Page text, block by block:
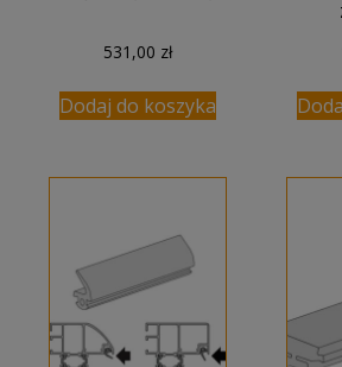
531,00 zł
Dodaj do koszyka